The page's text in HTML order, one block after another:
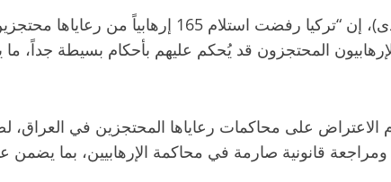
وقال الباحث في الشأن الأمني والسياسي، حسين الإبراهيمي، في حديث تابعته
المحتجزون قد يُحكم عليهم بأحكام بسيطة جداً،
على محاكمات رعاياها المحتجزين في العراق،
قانونية صارمة في محاكمة الإرهابيين، بما يضمن